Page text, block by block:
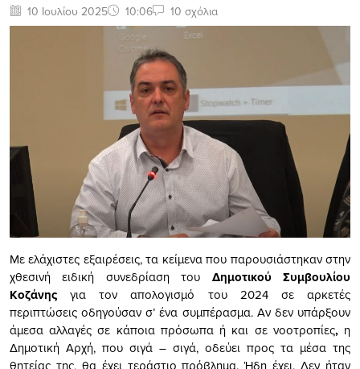
10 Ιουλίου 2025 10:06 10 σχόλια
Με ελάχιστες εξαιρέσεις, τα κείμενα που παρουσιάστηκαν στην
χθεσινή ειδική συνεδρίαση του Δημοτικού Συμβουλίου
Κοζάνης για τον απολογισμό του 2024 σε αρκετές
περιπτώσεις οδηγούσαν σ’ ένα συμπέρασμα. Αν δεν υπάρξουν
άμεσα αλλαγές σε κάποια πρόσωπα ή και σε νοοτροπίες,η
Δημοτική Αρχή, που σιγά – σιγά, οδεύει προς τα μέσα της
θητείας της, θα έχει τεράστιο πρόβλημα. Ήδη έχει. Δεν ήταν